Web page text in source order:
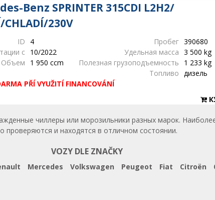
Benz SPRINTER 315CDI L2H2/
CHLADÍ/230V
ID 4 Пробег 390680
с 10/2022 Удельная масса 3 500 kg
Объем
1 950 ccm Полезная грузоподъемность
1 233 kg
Топливо дизель
PŘÍ VYUŽITÍ FINANCOVÁNÍ
чиллеры или морозильники разных марок.
и находятся в отличном состоянии.
VOZY DLE ZNAČKY
Mercedes Volkswagen Peugeot Fiat Citroën